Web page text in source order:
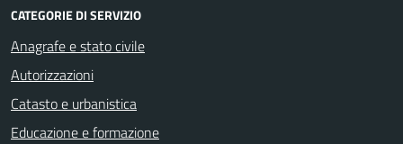
CATEGORIE DI SERVIZIO
Anagrafe e stato civile
Autorizzazioni
Catasto e urbanistica
Educazione e formazione